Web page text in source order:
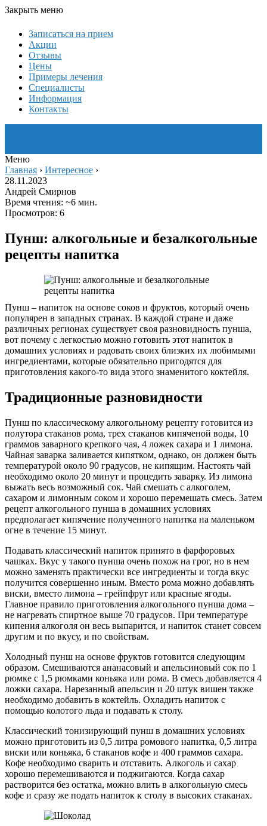
Закрыть меню
Записаться на прием
Акции
Отзывы
Цены
Примеры лечения
Специалисты
Информация
Контакты
Меню
Главная › Интересное ›
28.11.2023
Андрей Смирнов
Время чтения: ~6 мин.
Просмотров: 6
Пунш: алкогольные и безалкогольные
рецепты напитка
Пунш – напиток на основе соков и фруктов, который очень
популярен в западных странах. В каждой стране и даже
различных регионах существует своя разновидность пунша,
вот почему с легкостью можно готовить этот напиток в
домашних условиях и радовать своих близких их любимыми
ингредиентами, которые обязательно пригодятся для
приготовления какого-то вида этого знаменитого коктейля.
Традиционные разновидности
Пунш по классическому алкогольному рецепту готовится из
полутора стаканов рома, трех стаканов кипяченой воды, 10
граммов заварного крепкого чая, 4 ложек сахара и 1 лимона.
Чайная заварка заливается кипятком, однако, он должен быть
температурой около 90 градусов, не кипящим. Настоять чай
необходимо около 20 минут и процедить заварку. Из лимона
выжать весь возможный сок. Чай смешать с алкоголем,
сахаром и лимонным соком и хорошо перемешать смесь. Затем
рецепт алкогольного пунша в домашних условиях
предполагает кипячение полученного напитка на маленьком
огне в течение 15 минут.
Подавать классический напиток принято в фарфоровых
чашках. Вкус у такого пунша очень похож на грог, но в нем
можно заменять практически все ингредиенты и тогда вкус
получится совершенно иным. Вместо рома можно добавлять
виски, вместо лимона – грейпфрут или красные ягоды.
Главное правило приготовления алкогольного пунша дома –
не нагревать спиртное выше 70 градусов. При температуре
кипения алкоголя он весь выпарится, и напиток станет совсем
другим и по вкусу, и по свойствам.
Холодный пунш на основе фруктов готовится следующим
образом. Смешиваются ананасовый и апельсиновый сок по 1
рюмке с 1,5 рюмками коньяка или рома. В смесь добавляется 4
ложки сахара. Нарезанный апельсин и 20 штук вишен также
необходимо добавить в коктейль. Охладить напиток с
помощью колотого льда и подавать к столу.
Классический тонизирующий пунш в домашних условиях
можно приготовить из 0,5 литра ромового напитка, 0,5 литра
виски или коньяка, 6 стаканов кофе и 400 граммов сахара.
Кофе необходимо сварить и отставить. Алкоголь и сахар
хорошо перемешиваются и поджигаются. Когда сахар
растворится без остатка, можно влить в алкогольную смесь
кофе и сразу же подать напиток к столу в высоких стаканах.